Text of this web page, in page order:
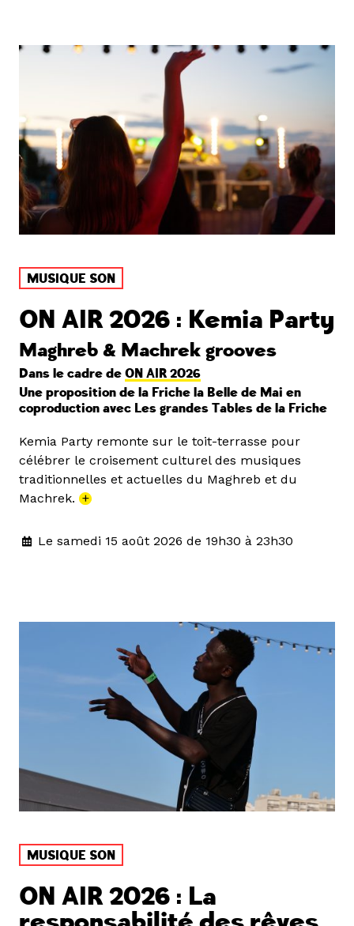
MUSIQUE SON
ON AIR 2026 : Kemia Party
Maghreb & Machrek grooves
Dans le cadre de ON AIR 2026
Une proposition de la Friche la Belle de Mai en
coproduction avec Les grandes Tables de la Friche
Kemia Party remonte sur le toit-terrasse pour
célébrer le croisement culturel des musiques
traditionnelles et actuelles du Maghreb et du
Machrek. +
Le samedi 15 août 2026 de 19h30 à 23h30
MUSIQUE SON
ON AIR 2026 : La